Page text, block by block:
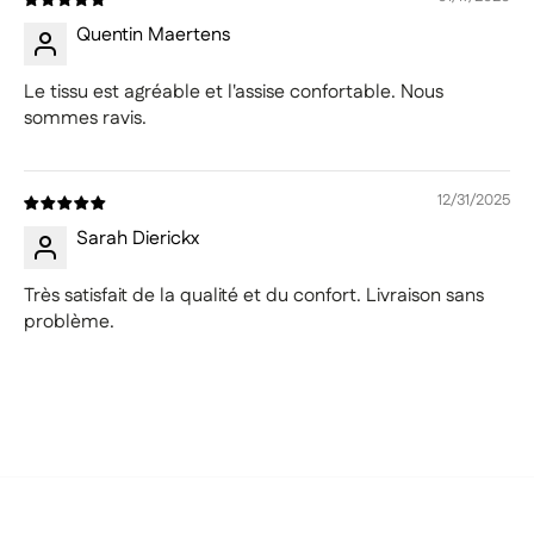
Quentin Maertens
Le tissu est agréable et l'assise confortable. Nous
sommes ravis.
12/31/2025
Sarah Dierickx
Très satisfait de la qualité et du confort. Livraison sans
problème.